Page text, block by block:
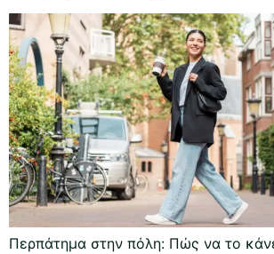
Περπάτημα στην πόλη: Πώς να το